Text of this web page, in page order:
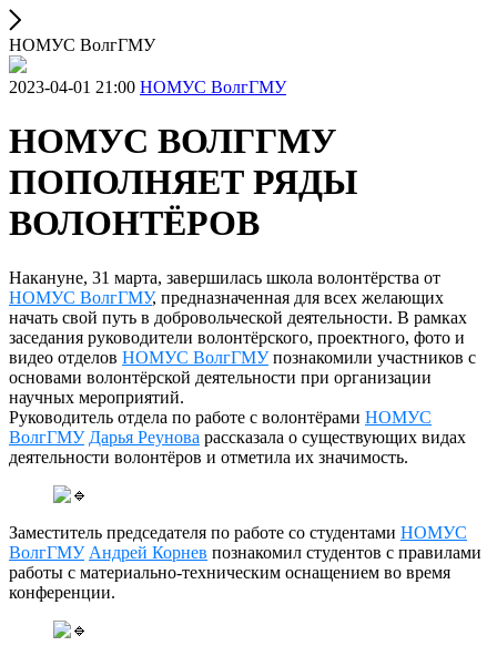
НОМУС ВолгГМУ
2023-04-01 21:00 НОМУС ВолгГМУ
НОМУС ВОЛГГМУ
ПОПОЛНЯЕТ РЯДЫ
ВОЛОНТЁРОВ
Накануне, 31 марта, завершилась школа волонтёрства от
НОМУС ВолгГМУ, предназначенная для всех желающих
начать свой путь в добровольческой деятельности. В рамках
заседания руководители волонтёрского, проектного, фото и
видео отделов НОМУС ВолгГМУпознакомили участников с
основами волонтёрской деятельности при организации
научных мероприятий.
Руководитель отдела по работе с волонтёрами НОМУС
ВолгГМУ Дарья Реунова рассказала о существующих видах
деятельности волонтёров и отметила их значимость.
Заместитель председателя по работе со студентами НОМУС
ВолгГМУ Андрей Корнев познакомил студентов с правилами
работы с материально-техническим оснащением во время
конференции.